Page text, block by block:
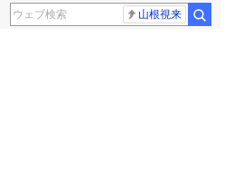
山根視来